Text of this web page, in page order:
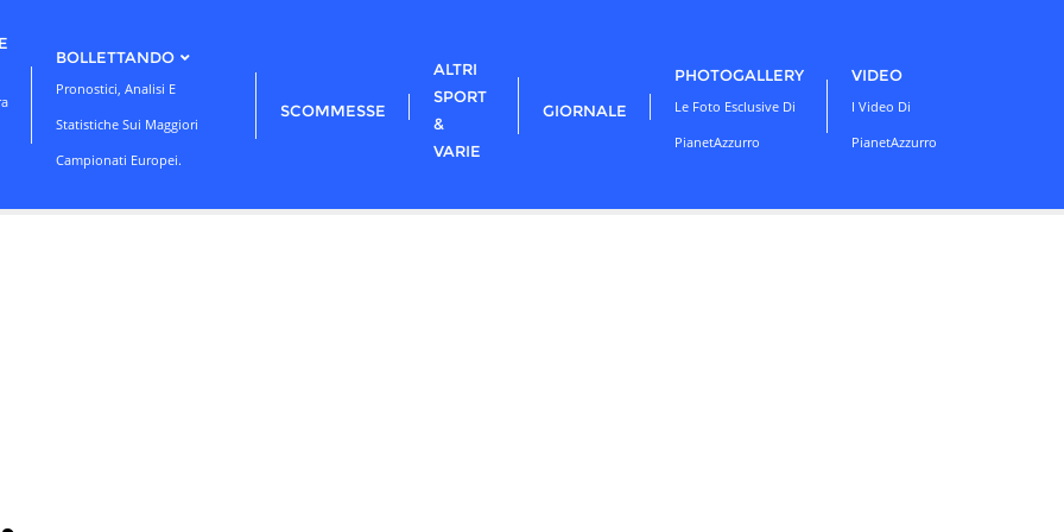
BOLLETTANDO
Pronostici, Analisi E
Statistiche Sui Maggiori
Campionati Europei.
SCOMMESSE
ALTRI
SPORT
&
VARIE
GIORNALE
PHOTOGALLERY
Le Foto Esclusive Di
PianetAzzurro
VIDEO
I Video Di
PianetAzzurro